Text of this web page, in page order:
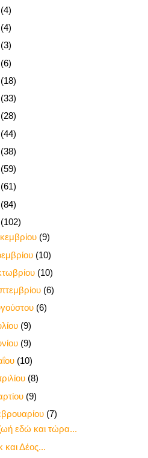
(4)
(4)
(3)
(6)
(18)
(33)
(28)
(44)
(38)
(59)
(61)
(84)
(102)
(9)
(10)
(10)
(6)
(6)
(9)
(9)
(10)
(8)
(9)
(7)
εδώ και τώρα...
και Δέος...